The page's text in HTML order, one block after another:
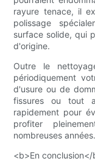
rayure tenace, il
polissage
surface solide, qui
d'origine.
Outre le
périodiquement
d'usure ou de
fissures ou tout
rapidement pour
profiter
nombreuses années.
<b>En conclusion</